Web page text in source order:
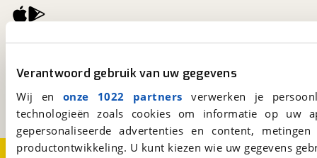
Verantwoord gebruik van uw gegevens
Wij en onze 1022 partners verwerken je
technologieën zoals cookies om informatie op
gepersonaliseerde advertenties en content,
productontwikkeling. U kunt kiezen wie uw gegevens
viaBOVAG.nl
Kosterijland
3981 AJ Bunnik
Een initiatief van
Over viaBOVAG.nlDisclaimer- en Privacyverklaring